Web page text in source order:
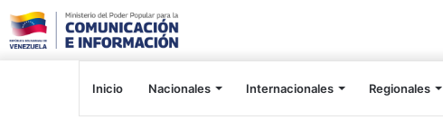
Inicio Nacionales Internacionales Regionales